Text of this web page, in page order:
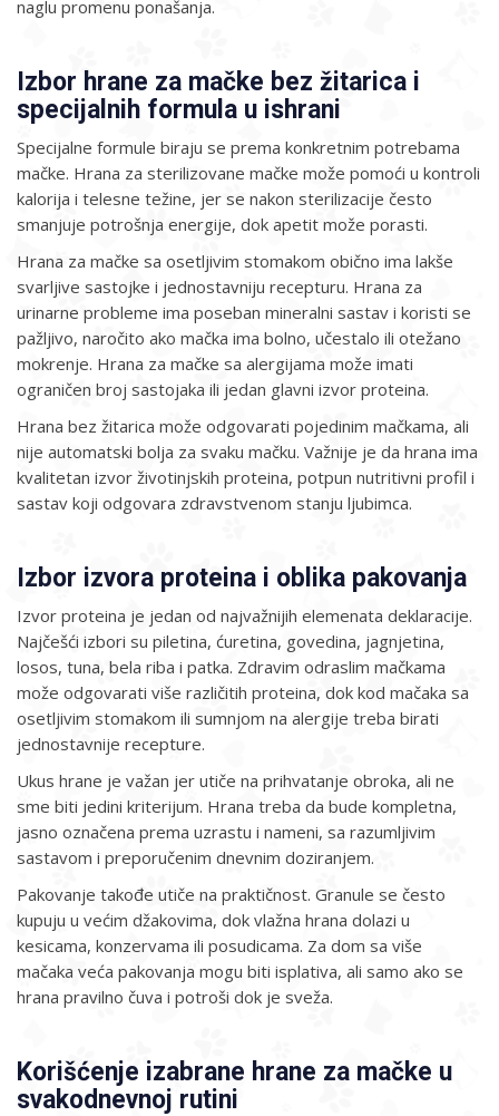
naglu promenu ponašanja.
Izbor hrane za mačke bez žitarica i
specijalnih formula u ishrani
Specijalne formule biraju se prema konkretnim potrebama
mačke. Hrana za sterilizovane mačke može pomoći u kontroli
kalorija i telesne težine, jer se nakon sterilizacije često
smanjuje potrošnja energije, dok apetit može porasti.
Hrana za mačke sa osetljivim stomakom obično ima lakše
svarljive sastojke i jednostavniju recepturu. Hrana za
urinarne probleme ima poseban mineralni sastav i koristi se
pažljivo, naročito ako mačka ima bolno, učestalo ili otežano
mokrenje. Hrana za mačke sa alergijama može imati
ograničen broj sastojaka ili jedan glavni izvor proteina.
Hrana bez žitarica može odgovarati pojedinim mačkama, ali
nije automatski bolja za svaku mačku. Važnije je da hrana ima
kvalitetan izvor životinjskih proteina, potpun nutritivni profil i
sastav koji odgovara zdravstvenom stanju ljubimca.
Izbor izvora proteina i oblika pakovanja
Izvor proteina je jedan od najvažnijih elemenata deklaracije.
Najčešći izbori su piletina, ćuretina, govedina, jagnjetina,
losos, tuna, bela riba i patka. Zdravim odraslim mačkama
može odgovarati više različitih proteina, dok kod mačaka sa
osetljivim stomakom ili sumnjom na alergije treba birati
jednostavnije recepture.
Ukus hrane je važan jer utiče na prihvatanje obroka, ali ne
sme biti jedini kriterijum. Hrana treba da bude kompletna,
jasno označena prema uzrastu i nameni, sa razumljivim
sastavom i preporučenim dnevnim doziranjem.
Pakovanje takođe utiče na praktičnost. Granule se često
kupuju u većim džakovima, dok vlažna hrana dolazi u
kesicama, konzervama ili posudicama. Za dom sa više
mačaka veća pakovanja mogu biti isplativa, ali samo ako se
hrana pravilno čuva i potroši dok je sveža.
Korišćenje izabrane hrane za mačke u
svakodnevnoj rutini